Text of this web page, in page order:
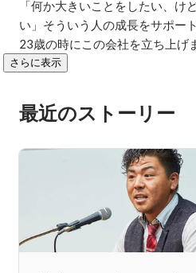
「何か大きいことをしたい、け
い」そういう人の成長をサポー
23歳の時にこの会社を立ち上げ
さらに表示
最近のストーリー